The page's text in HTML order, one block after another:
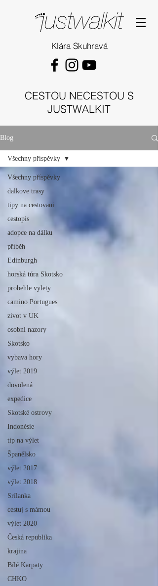
Klára Skuhravá
CESTOU NECESTOU S
JUSTWALKIT
Blog
Všechny příspěvky
dalkove trasy
tipy na cestovani
cestopis
adopce na dálku
příběh
Edinburgh
horská túra Skotsko
probehle vylety
camino Portugues
zivot v UK
osobni nazory
Skotsko
vybava hory
výlet 2019
dovolená
expedice
Skotské ostrovy
Indonésie
tip na výlet
Španělsko
výlet 2017
výlet 2018
Srílanka
cestuj s mámou
výlet 2020
Česká republika
krajina
Bílé Karpaty
CHKO
Všechny příspěvky